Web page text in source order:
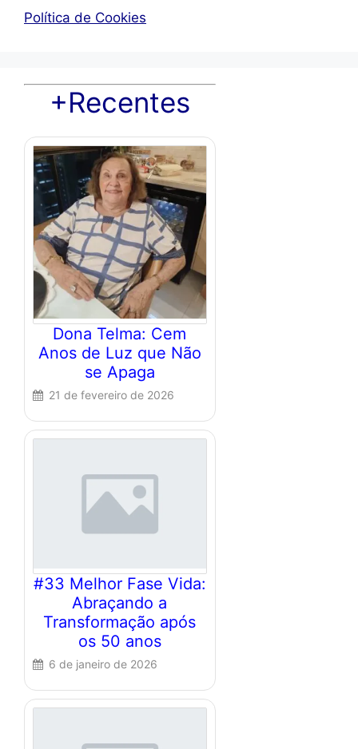
Política de Cookies
+Recentes
Dona Telma: Cem
Anos de Luz que Não
se Apaga
21 de fevereiro de 2026
#33 Melhor Fase Vida:
Abraçando a
Transformação após
os 50 anos
6 de janeiro de 2026